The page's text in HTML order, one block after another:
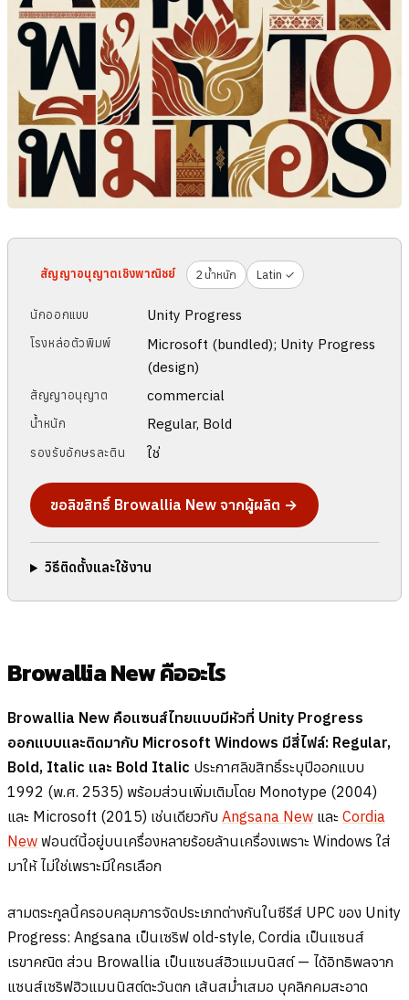
สัญญาอนุญาตเชิงพาณิชย์ 2 น้ำหนัก Latin ✓
นักออกแบบ Unity Progress
โรงหล่อตัวพิมพ์
Microsoft (bundled); Unity Progress
(design)
สัญญาอนุญาต commercial
น้ำหนัก Regular, Bold
รองรับอักษรละติน ใช่
ขอลิขสิทธิ์ Browallia New จากผู้ผลิต →
วิธีติดตั้งและใช้งาน
Browallia New คืออะไร
Browallia New คือแซนส์ไทยแบบมีหัวที่ Unity Progress
ออกแบบและติดมากับ Microsoft Windows มีสี่ไฟล์: Regular,
Bold, Italic และ Bold Italic ประกาศลิขสิทธิ์ระบุปีออกแบบ
1992 (พ.ศ. 2535) พร้อมส่วนเพิ่มเติมโดย Monotype (2004)
และ Microsoft (2015) เช่นเดียวกับ Angsana New และ Cordia
New ฟอนต์นี้อยู่บนเครื่องหลายร้อยล้านเครื่องเพราะ Windows ใส่
มาให้ ไม่ใช่เพราะมีใครเลือก
สามตระกูลนี้ครอบคลุมการจัดประเภทต่างกันในซีรีส์ UPC ของ Unity
Progress: Angsana เป็นเซริฟ old-style, Cordia เป็นแซนส์
เรขาคณิต ส่วน Browallia เป็นแซนส์ฮิวแมนนิสต์ — ได้อิทธิพลจาก
แซนส์เซริฟฮิวแมนนิสต์ตะวันตก เส้นสม่ำเสมอ บุคลิกคมสะอาด